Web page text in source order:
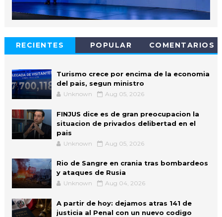
RECIENTES POPULAR COMENTARIOS
Turismo crece por encima de la economia
del pais, segun ministro
Unknown Aug 05, 2026
FINJUS dice es de gran preocupacion la
situacion de privados delibertad en el
pais
Unknown Aug 05, 2026
Rio de Sangre en crania tras bombardeos
y ataques de Rusia
Unknown Aug 04, 2026
A partir de hoy: dejamos atras 141 de
justicia al Penal con un nuevo codigo